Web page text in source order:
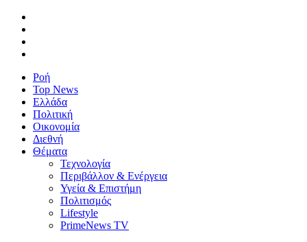
Ροή
Top News
Ελλάδα
Πολιτική
Οικονομία
Διεθνή
Θέματα
Τεχνολογία
Περιβάλλον & Ενέργεια
Υγεία & Επιστήμη
Πολιτισμός
Lifestyle
PrimeNews TV